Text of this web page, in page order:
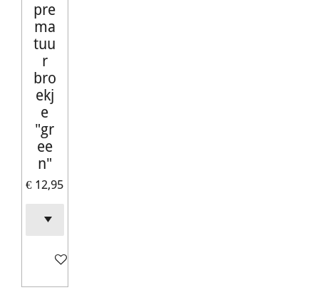
pre
ma
tuu
r
bro
ekj
e
"gr
ee
n"
€ 12,95
In winkelwagen